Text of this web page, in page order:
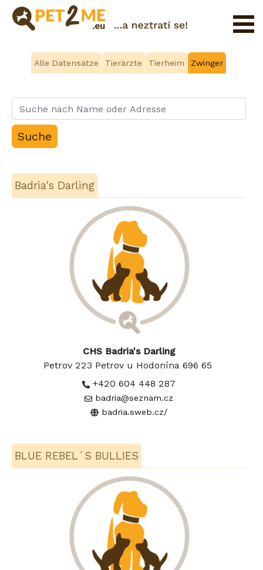
Katalog
der
Haustierservices
Alle Datensätze Tierärzte Tierheim Zwinger
Badria's Darling
CHS Badria's Darling
Petrov 223 Petrov u Hodonína 696 65
+420 604 448 287
badria@seznam.cz
badria.sweb.cz/
BLUE REBEL´S BULLIES